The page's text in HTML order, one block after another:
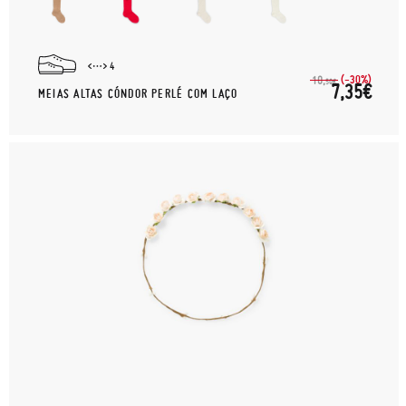
4
MEIAS ALTAS CÓNDOR PERLÉ COM LAÇO
10,50€ (-30%)
7,35€